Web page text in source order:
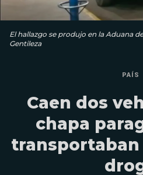
El hallazgo se produjo en la Aduana
Gentileza
PAÍS
Caen dos
chapa
transportaban